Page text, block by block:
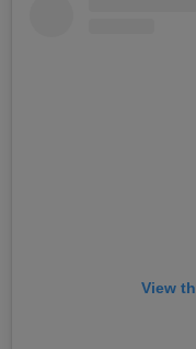
View